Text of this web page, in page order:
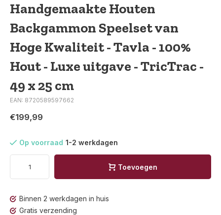
Handgemaakte Houten
Backgammon Speelset van
Hoge Kwaliteit - Tavla - 100%
Hout - Luxe uitgave - TricTrac -
49 x 25 cm
EAN: 8720589597662
€199,99
Op voorraad 1-2 werkdagen
Toevoegen
Binnen 2 werkdagen in huis
Gratis verzending